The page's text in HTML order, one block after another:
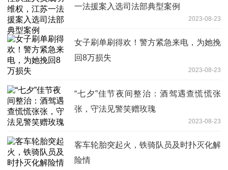
一法援案入选司法部典型案例
2023-08-23
女子刷单刷得欢！警方紧急来电，为她挽
回8万损失
2023-08-23
“七夕”佳节夜间整治：酒驾遇查慌慌张
张，守法见警笑赠玫瑰
2023-08-23
客车轮胎突起火，铁骑队员及时扑灭化解
险情